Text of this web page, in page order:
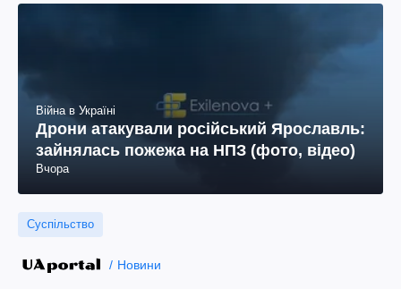
Війна в Україні
Дрони атакували російський Ярославль:
зайнялась пожежа на НПЗ (фото, відео)
Вчора
Суспільство
Новини